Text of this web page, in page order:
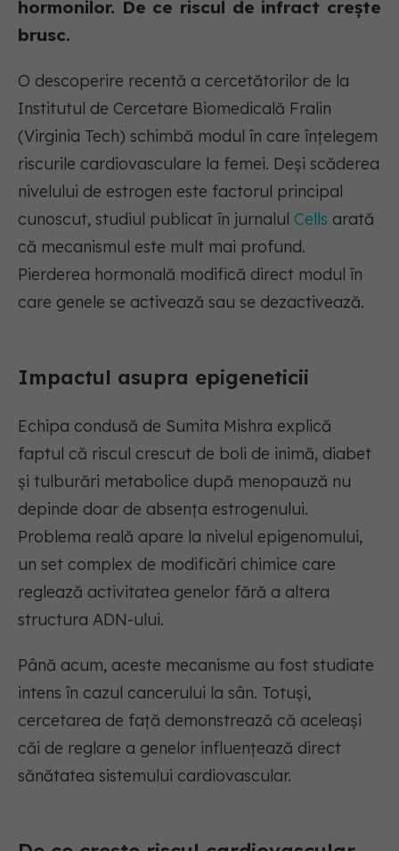
hormonilor. De ce riscul de infract crește
brusc.
O descoperire recentă a cercetătorilor de la
Institutul de Cercetare Biomedicală Fralin
(Virginia Tech) schimbă modul în care înțelegem
riscurile cardiovasculare la femei. Deși scăderea
nivelului de estrogen este factorul principal
cunoscut, studiul publicat în jurnalul Cells arată
că mecanismul este mult mai profund.
Pierderea hormonală modifică direct modul în
care genele se activează sau se dezactivează.
Impactul asupra epigeneticii
Echipa condusă de Sumita Mishra explică
faptul că riscul crescut de boli de inimă, diabet
și tulburări metabolice după menopauză nu
depinde doar de absența estrogenului.
Problema reală apare la nivelul epigenomului,
un set complex de modificări chimice care
reglează activitatea genelor fără a altera
structura ADN-ului.
Până acum, aceste mecanisme au fost studiate
intens în cazul cancerului la sân. Totuși,
cercetarea de față demonstrează că aceleași
căi de reglare a genelor influențează direct
sănătatea sistemului cardiovascular.